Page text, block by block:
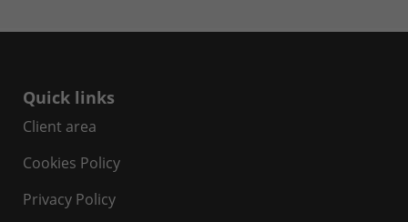
Quick links
Client area
Cookies Policy
Privacy Policy